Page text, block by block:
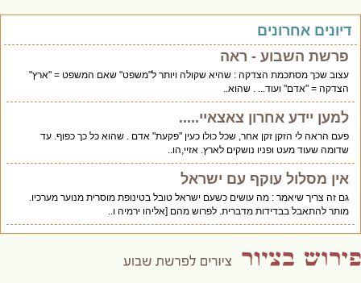
אחרונים
פרשת השבוע - ראה
עצוב שכך מסתכמת הצדקה : שהיא שקולה ויותר ל"משפט" שאם המשפט = "ארץ"
הצדקה = "אדם" ועוד... . שהוא..
למען יידע אחרון צאצאיי.....
פעם הראה לי הזקן זקן אחר, שכל כולו כעין "פקעת" אדם . שהוא כל כך כפוף. עד
שדומה שעוד מעט ופניו נושקים לארץ. אזיי,הו..
אין מסלול עוקף עם ישראל
גם זה צריך שיאמר : מה עושים כשעם ישראל טובל בטינופת מוסרית מנוער מערכיו.
מותר להתאבל בבדידות מדברית. לפרוש מהם [אליהו ירמיה ו..